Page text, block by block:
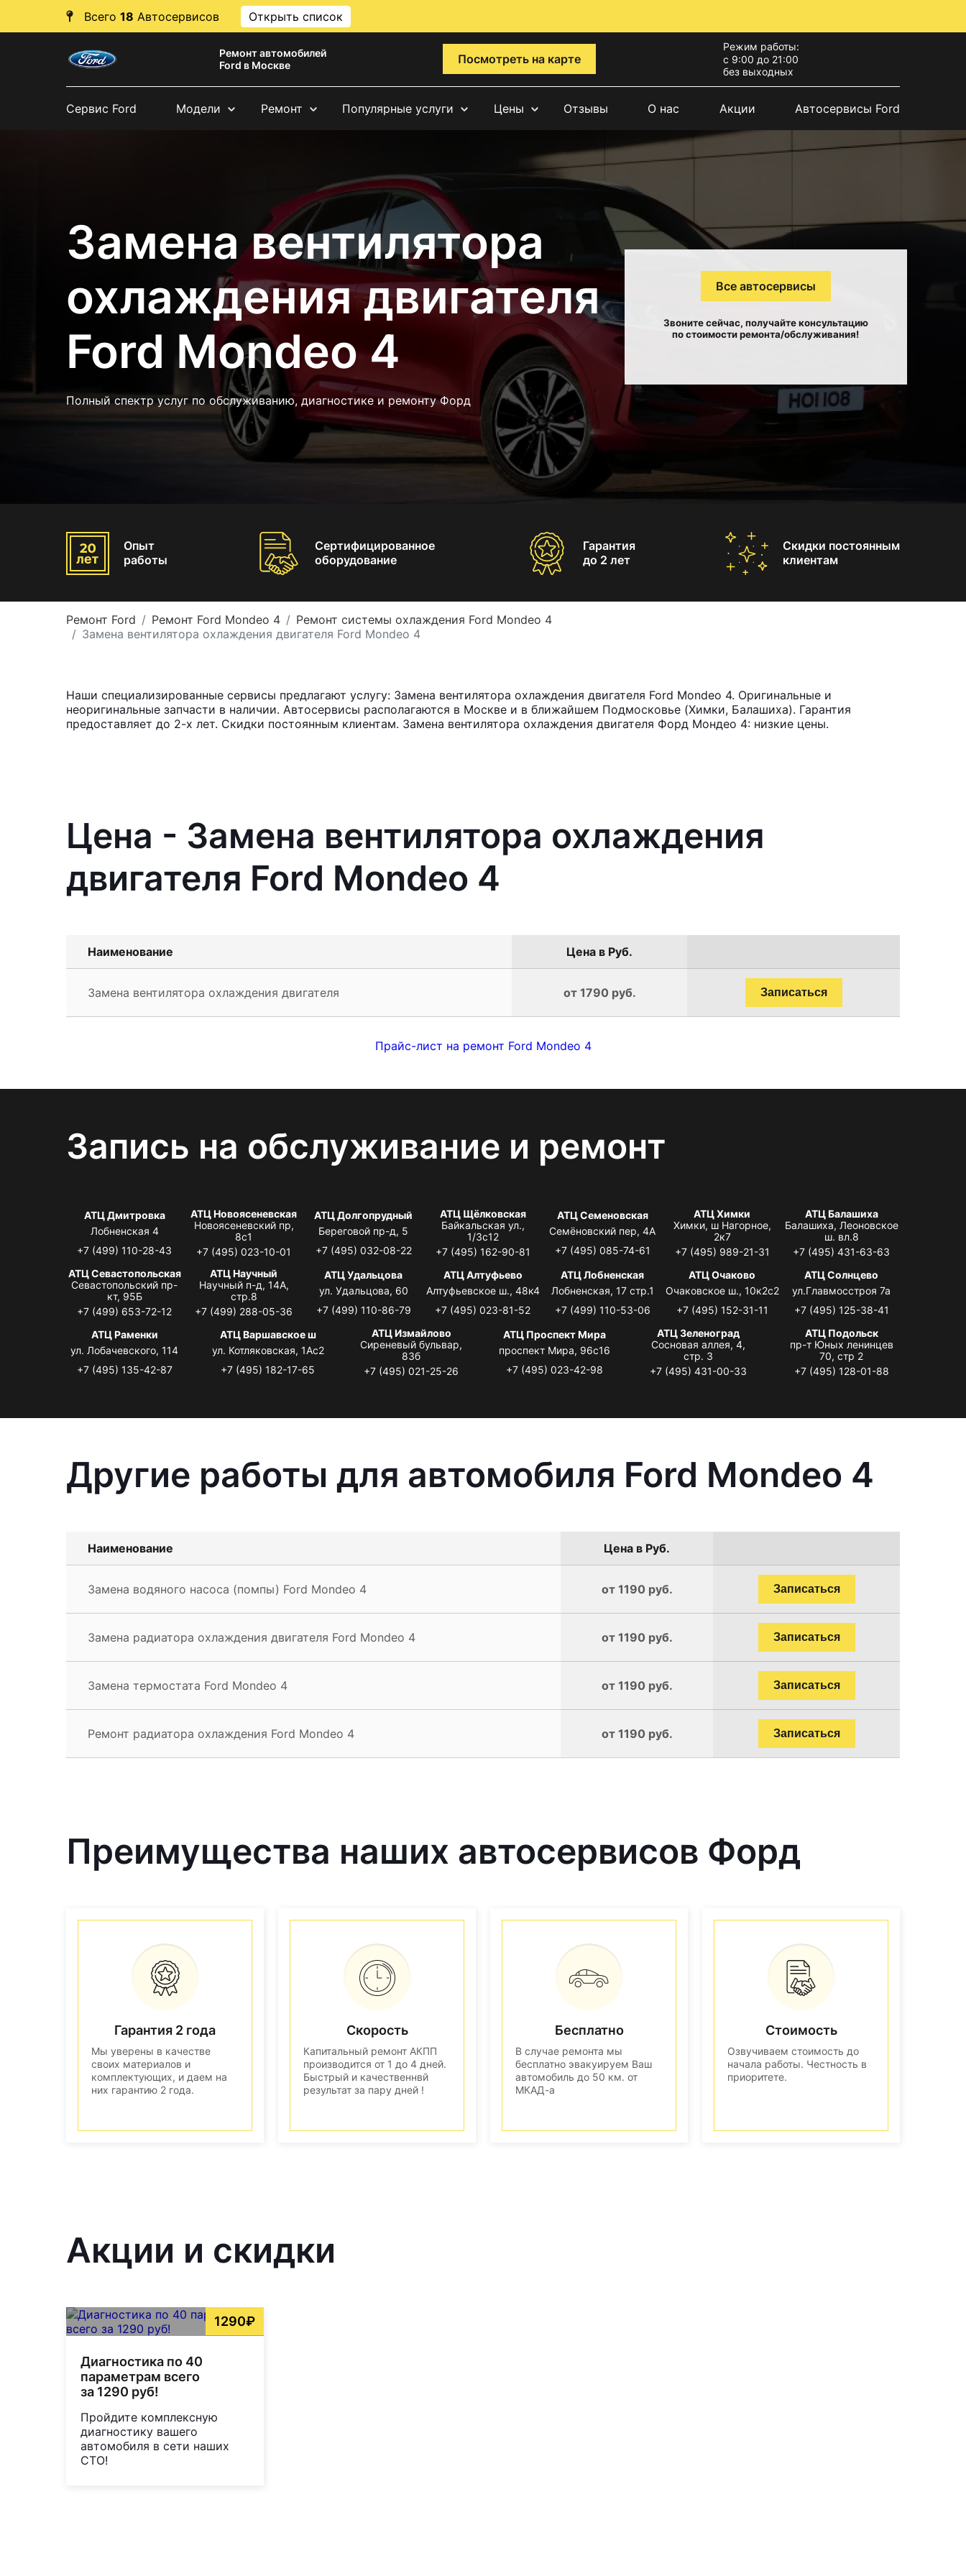
Всего 18 Автосервисов Открыть список
Ремонт автомобилей
Ford в Москве
Посмотреть на карте
Режим работы:
с 9:00 до 21:00
без выходных
Сервис Ford Модели Ремонт Популярные услуги Цены Отзывы О нас Акции Автосервисы Ford
Замена вентилятора
охлаждения двигателя
Ford Mondeo 4
Полный спектр услуг по обслуживанию, диагностике и ремонту Форд
Все автосервисы
Звоните сейчас, получайте консультацию
по стоимости ремонта/обслуживания!
Опыт
работы
Сертифицированное
оборудование
Гарантия
до 2 лет
Скидки постоянным
клиентам
Ремонт Ford Ремонт Ford Mondeo 4
Ремонт системы охлаждения Ford Mondeo 4
Замена вентилятора охлаждения двигателя Ford Mondeo 4
Наши специализированные сервисы предлагают услугу: Замена вентилятора охлаждения двигателя Ford Mondeo 4. Оригинальные и
неоригинальные запчасти в наличии. Автосервисы располагаются в Москве и в ближайшем Подмосковье (Химки, Балашиха). Гарантия
предоставляет до 2-х лет. Скидки постоянным клиентам. Замена вентилятора охлаждения двигателя Форд Мондео 4: низкие цены.
Цена - Замена вентилятора охлаждения
двигателя Ford Mondeo 4
Наименование Цена в Руб.
Замена вентилятора охлаждения двигателя от 1790 руб. Записаться
Прайс-лист на ремонт Ford Mondeo 4
Запись на обслуживание и ремонт
АТЦ Дмитровка
Лобненская 4
+7 (499) 110-28-43
АТЦ Новоясеневская
Новоясеневский пр,
8с1
+7 (495) 023-10-01
АТЦ Долгопрудный
Береговой пр-д, 5
+7 (495) 032-08-22
АТЦ Щёлковская
Байкальская ул.,
1/3с12
+7 (495) 162-90-81
АТЦ Семеновская
Семёновский пер, 4А
+7 (495) 085-74-61
АТЦ Химки
Химки, ш Нагорное,
2к7
+7 (495) 989-21-31
АТЦ Балашиха
Балашиха, Леоновское
ш. вл.8
+7 (495) 431-63-63
АТЦ Севастопольская
Севастопольский пр-
кт, 95Б
+7 (499) 653-72-12
АТЦ Научный
Научный п-д, 14А,
стр.8
+7 (499) 288-05-36
АТЦ Удальцова
ул. Удальцова, 60
+7 (499) 110-86-79
АТЦ Алтуфьево
Алтуфьевское ш., 48к4
+7 (495) 023-81-52
АТЦ Лобненская
Лобненская, 17 стр.1
+7 (499) 110-53-06
АТЦ Очаково
Очаковское ш., 10к2с2
+7 (495) 152-31-11
АТЦ Солнцево
ул.Главмосстроя 7а
+7 (495) 125-38-41
АТЦ Раменки
ул. Лобачевского, 114
+7 (495) 135-42-87
АТЦ Варшавское ш
ул. Котляковская, 1Ас2
+7 (495) 182-17-65
АТЦ Измайлово
Сиреневый бульвар,
83б
+7 (495) 021-25-26
АТЦ Проспект Мира
проспект Мира, 96с16
+7 (495) 023-42-98
АТЦ Зеленоград
Сосновая аллея, 4,
стр. 3
+7 (495) 431-00-33
АТЦ Подольск
пр-т Юных ленинцев
70, стр 2
+7 (495) 128-01-88
Другие работы для автомобиля Ford Mondeo 4
Наименование Цена в Руб.
Замена водяного насоса (помпы) Ford Mondeo 4 от 1190 руб. Записаться
Замена радиатора охлаждения двигателя Ford Mondeo 4 от 1190 руб. Записаться
Замена термостата Ford Mondeo 4 от 1190 руб. Записаться
Ремонт радиатора охлаждения Ford Mondeo 4 от 1190 руб. Записаться
Преимущества наших автосервисов Форд
Гарантия 2 года
Мы уверены в качестве
своих материалов и
комплектующих, и даем на
них гарантию 2 года.
Скорость
Капитальный ремонт АКПП
производится от 1 до 4 дней.
Быстрый и качественнвй
результат за пару дней !
Бесплатно
В случае ремонта мы
бесплатно эвакуируем Ваш
автомобиль до 50 км. от
МКАД-а
Стоимость
Озвучиваем стоимость до
начала работы. Честность в
приоритете.
Акции и скидки
1290₽
Диагностика по 40
параметрам всего
за 1290 руб!
Пройдите комплексную
диагностику вашего
автомобиля в сети наших
СТО!